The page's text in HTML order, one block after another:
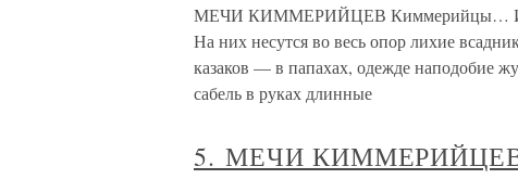
МЕЧИ КИММЕРИЙЦЕВ Киммерийцы… Их
На них несутся во весь опор лихие
казаков — в папахах, одежде наподобие
сабель в руках длинные
5. МЕЧИ